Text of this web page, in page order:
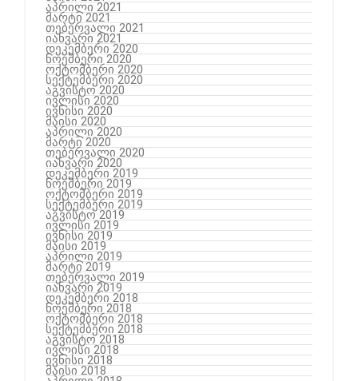
აპრილი 2021
მარტი 2021
თებერვალი 2021
იანვარი 2021
დეკემბერი 2020
ნოემბერი 2020
ოქტომბერი 2020
სექტემბერი 2020
აგვისტო 2020
ივლისი 2020
ივნისი 2020
მაისი 2020
აპრილი 2020
მარტი 2020
თებერვალი 2020
იანვარი 2020
დეკემბერი 2019
ნოემბერი 2019
ოქტომბერი 2019
სექტემბერი 2019
აგვისტო 2019
ივლისი 2019
ივნისი 2019
მაისი 2019
აპრილი 2019
მარტი 2019
თებერვალი 2019
იანვარი 2019
დეკემბერი 2018
ნოემბერი 2018
ოქტომბერი 2018
სექტემბერი 2018
აგვისტო 2018
ივლისი 2018
ივნისი 2018
მაისი 2018